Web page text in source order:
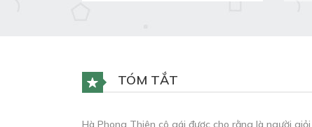
TÓM TẮT
Hà Phong Thiên cô gái được cho rằng là người